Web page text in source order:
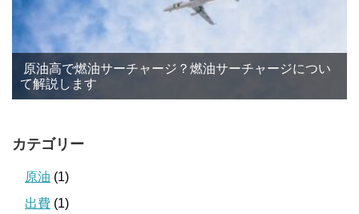
原油高で燃油サーチャージ？燃油サーチャージについ
て解説します
カテゴリー
原油 (1)
出費 (1)